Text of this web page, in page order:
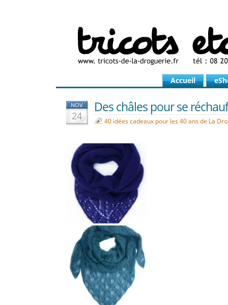
Accueil
NOV
24
Des châles pour se
40 idées cadeaux pour les 40 ans de La